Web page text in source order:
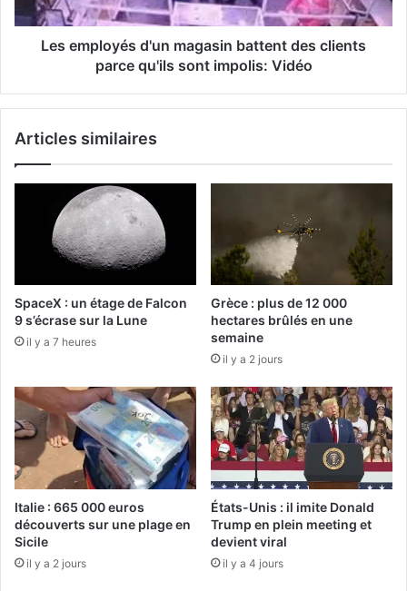
Les employés d'un magasin battent des clients
parce qu'ils sont impolis: Vidéo
Articles similaires
SpaceX : un étage de Falcon
9 s’écrase sur la Lune
il y a 7 heures
Grèce : plus de 12 000
hectares brûlés en une
semaine
il y a 2 jours
Italie : 665 000 euros
découverts sur une plage en
Sicile
il y a 2 jours
États-Unis : il imite Donald
Trump en plein meeting et
devient viral
il y a 4 jours